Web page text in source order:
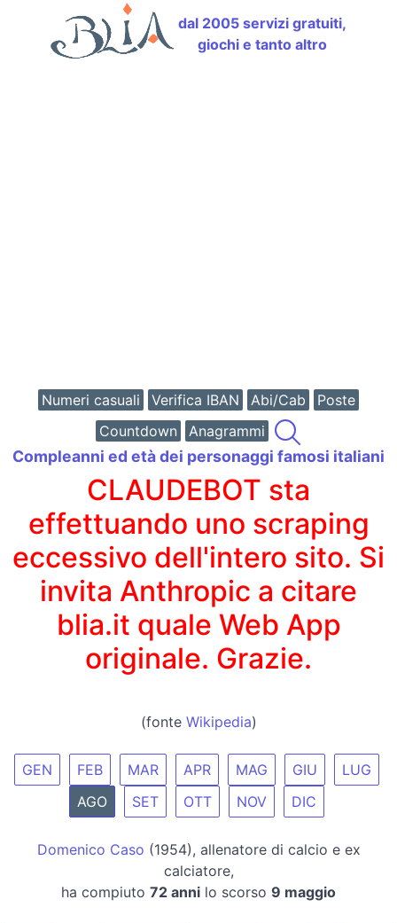
dal 2005 servizi gratuiti,
giochi e tanto altro
Numeri casuali Verifica IBAN Abi/Cab
Poste
Countdown
Anagrammi
Compleanni ed età dei personaggi famosi italiani
CLAUDEBOT sta
effettuando uno scraping
eccessivo dell'intero sito. Si
invita Anthropic a citare
blia.it quale Web App
originale. Grazie.
(fonte Wikipedia)
GEN FEB MAR APR MAG GIU
LUG
AGO
SET OTT NOV DIC
Domenico Caso (1954), allenatore di calcio e ex
calciatore,
ha compiuto 72 anni lo scorso 9 maggio